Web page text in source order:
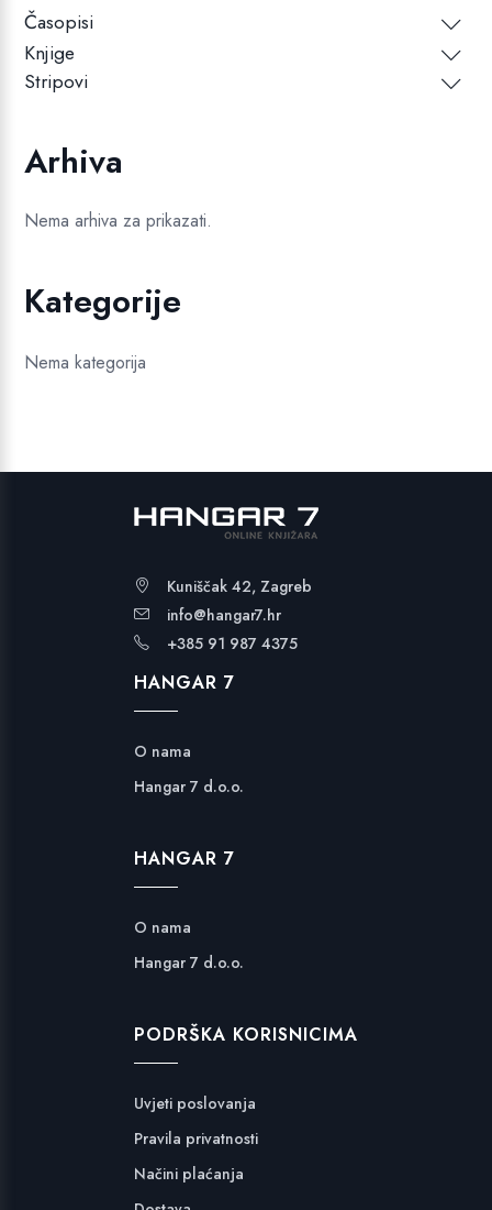
Časopisi
Knjige
Stripovi
Arhiva
Nema arhiva za prikazati.
Kategorije
Nema kategorija
Kuniščak 42, Zagreb
info@hangar7.hr
+385 91 987 4375
HANGAR 7
O nama
Hangar 7 d.o.o.
HANGAR 7
O nama
Hangar 7 d.o.o.
PODRŠKA KORISNICIMA
Uvjeti poslovanja
Pravila privatnosti
Načini plaćanja